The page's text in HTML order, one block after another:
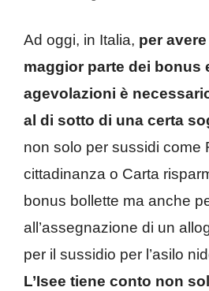
Ad oggi, in Italia, per
maggior parte dei bonus
agevolazioni è
al di sotto di una certa
non solo per sussidi come
cittadinanza o Carta
bonus bollette ma anche
all’assegnazione di un
per il sussidio per l’asilo
L’Isee tiene conto non